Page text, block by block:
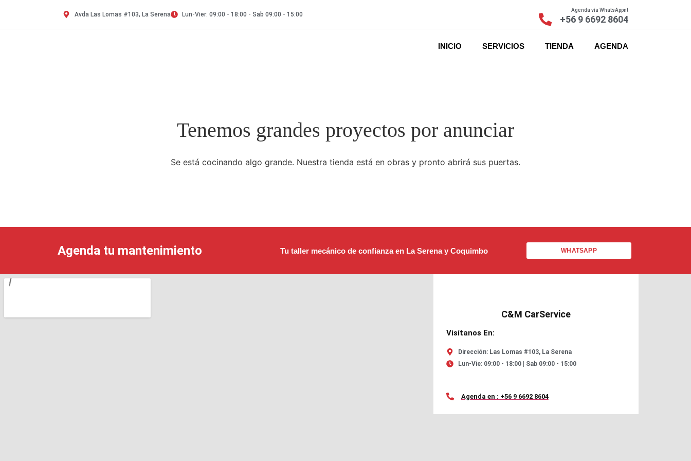
Avda Las Lomas #103, La Serena Lun-Vier: 09:00 - 18:00 - Sab 09:00 - 15:00
Agenda vía WhatsAppnt
+56 9 6692 8604
INICIO SERVICIOS TIENDA AGENDA
Tenemos grandes proyectos por anunciar
Se está cocinando algo grande. Nuestra tienda está en obras y pronto abrirá sus puertas.
Agenda tu mantenimiento Tu taller mecánico de confianza en La Serena y Coquimbo WHATSAPP
C&M CarService
Visítanos En:
Dirección: Las Lomas #103, La Serena
Lun-Vie: 09:00 - 18:00 | Sab 09:00 - 15:00
Agenda en : +56 9 6692 8604